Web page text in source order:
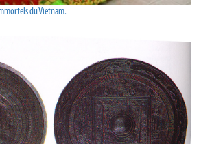
du Vietnam.